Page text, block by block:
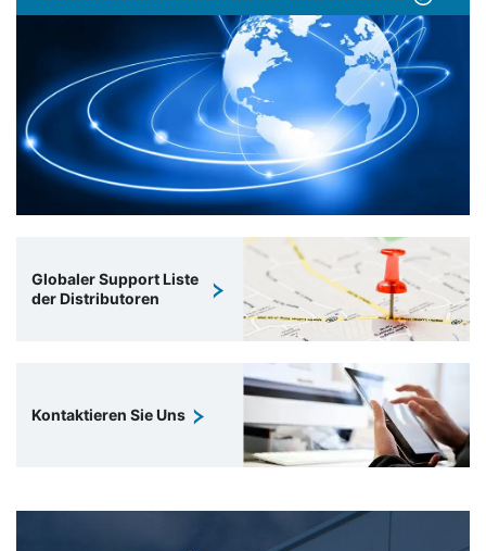
Globaler Support Liste
der Distributoren
Kontaktieren Sie Uns